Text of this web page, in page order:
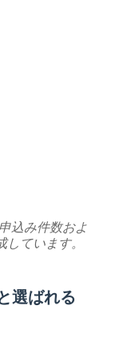
込み件数およ
ています。
選ばれる